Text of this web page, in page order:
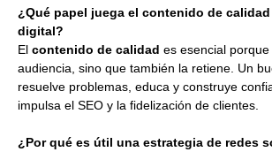
¿Qué papel juega el contenido de
digital?
El contenido de calidad es esencial
audiencia, sino que también la retiene. Un
resuelve problemas, educa y construye
impulsa el SEO y la fidelización de clientes.
¿Por qué es útil una estrategia de redes